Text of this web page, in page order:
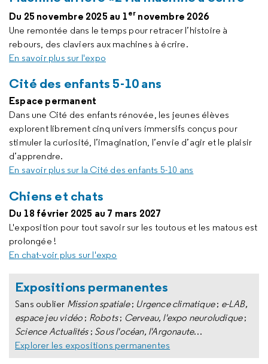
Du 25 novembre 2025 au 1er novembre 2026
Une remontée dans le temps pour retracer l’histoire à
rebours, des claviers aux machines à écrire.
En savoir plus sur l'expo
Cité des enfants 5-10 ans
Espace permanent
Dans une Cité des enfants rénovée, les jeunes élèves
explorent librement cinq univers immersifs conçus pour
stimuler la curiosité, l’imagination, l’envie d’agir et le plaisir
d’apprendre.
En savoir plus sur la Cité des enfants 5-10 ans
Chiens et chats
Du 18 février 2025 au 7 mars 2027
L'exposition pour tout savoir sur les toutous et les matous est
prolongée !
En chat-voir plus sur l'expo
Expositions permanentes
Sans oublier Mission spatiale; Urgence climatique; e-LAB,
espace jeu vidéo ; Robots; Cerveau, l'expo neuroludique;
Science Actualités ; Sous l'océan, l'Argonaute…
Explorer les expositions permanentes